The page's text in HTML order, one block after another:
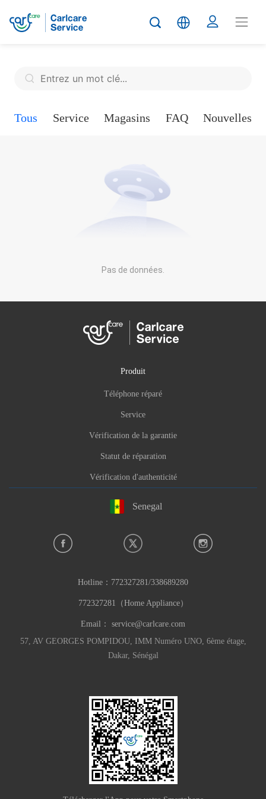
Tous Service Magasins FAQ Nouvelles
Pas de données.
Produit
Téléphone réparé
Service
Vérification de la garantie
Statut de réparation
Vérification d'authenticité
Senegal
Hotline： 772327281/338689280
772327281（Home Appliance）
Email： service@carlcare.com
57, AV GEORGES POMPIDOU, IMM Numéro UNO, 6ème étage,
Dakar, Sénégal